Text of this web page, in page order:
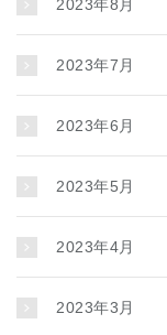
2023年8月
2023年7月
2023年6月
2023年5月
2023年4月
2023年3月